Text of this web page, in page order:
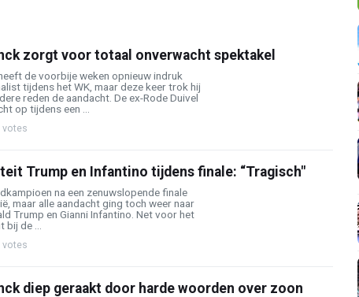
zorgt voor totaal onverwacht spektakel
de voorbije weken opnieuw indruk
tijdens het WK, maar deze keer trok hij
reden de aandacht. De ex-Rode Duivel
op tijdens een ...
votes
Trump en Infantino tijdens finale: “Tragisch"
na een zenuwslopende finale
maar alle aandacht ging toch weer naar
Trump en Gianni Infantino. Net voor het
de ...
votes
diep geraakt door harde woorden over zoon